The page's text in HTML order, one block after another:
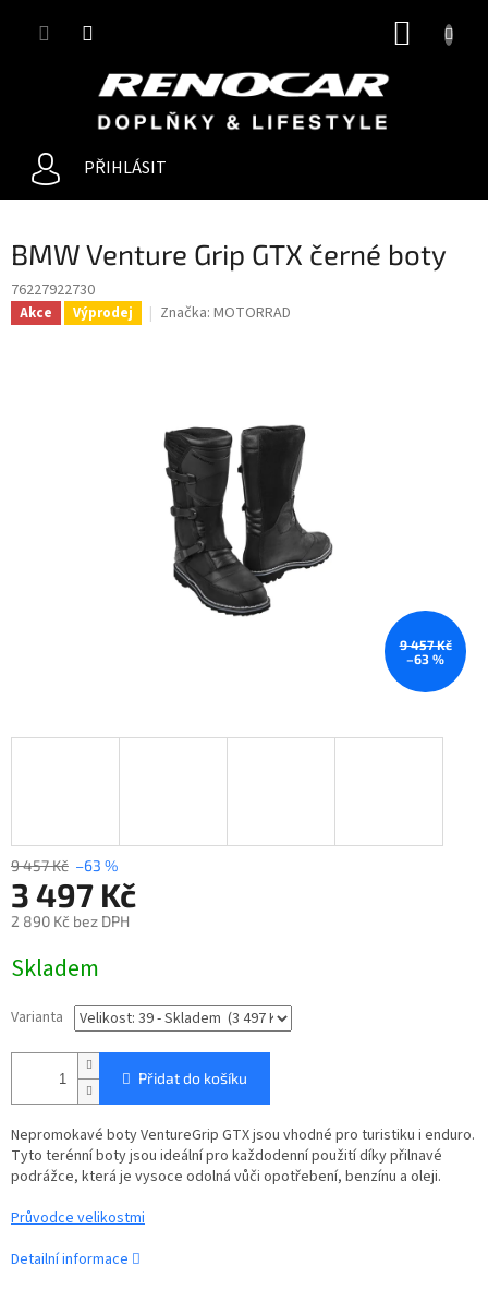
PŘIHLÁSIT
BMW Venture Grip GTX černé boty
76227922730
Akce Výprodej Značka: MOTORRAD
9 457 Kč
–63 %
9 457 Kč –63 %
3 497 Kč
2 890 Kč bez DPH
cena:
Skladem
Varianta
Přidat do košíku
Nepromokavé boty VentureGrip GTX jsou vhodné pro turistiku i enduro.
Tyto terénní boty jsou ideální pro každodenní použití díky přilnavé
podrážce, která je vysoce odolná vůči opotřebení, benzínu a oleji.
Průvodce velikostmi
Detailní informace